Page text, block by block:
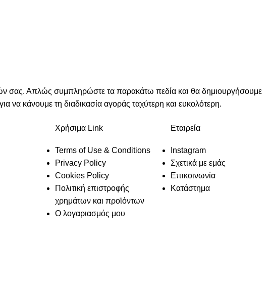
σας. Απλώς συμπληρώστε τα παρακάτω πεδία και θα δημιουργήσουμε
να κάνουμε τη διαδικασία αγοράς ταχύτερη και ευκολότερη.
Χρήσιμα Link
Terms of Use & Conditions
Privacy Policy
Cookies Policy
Πολιτική επιστροφής
χρημάτων και προϊόντων
Ο λογαριασμός μου
Εταιρεία
Instagram
Σχετικά με εμάς
Επικοινωνία
Κατάστημα